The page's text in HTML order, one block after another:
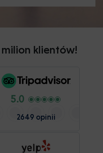
milion klientów!
5.0
2649 opinii